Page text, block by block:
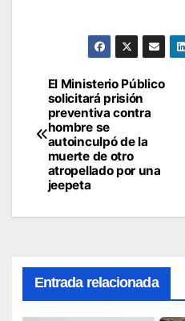
Navegación
de
entradas
El Ministerio Público
solicitará prisión
preventiva contra
hombre se
autoinculpó de la
muerte de otro
atropellado por una
jeepeta
Entrada relacionada